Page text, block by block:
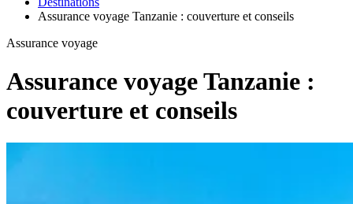
Assurance voyage Tanzanie : couverture et conseils
Assurance voyage
Assurance voyage Tanzanie :
couverture et conseils